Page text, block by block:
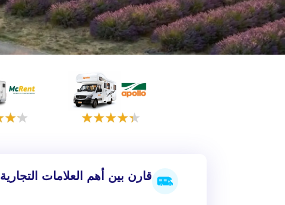
قارن بين أهم العلامات التجارية